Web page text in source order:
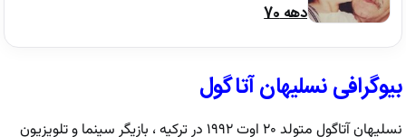
دهه 70
بیوگرافی نسلیهان آتاگول
نسلیهان آتاگول متولد ۲۰ اوت ۱۹۹۲ در ترکیه ، بازیگر سینما و تلویزیون